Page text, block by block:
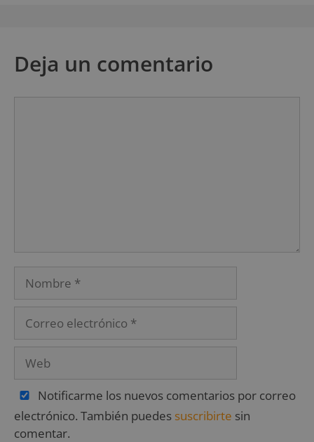
Deja un comentario
Notificarme los nuevos comentarios por correo
electrónico. También puedes suscribirte sin
comentar.